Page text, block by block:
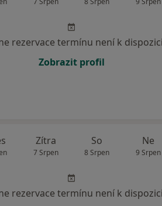
rezervace termínu není k dispozici
Zobrazit profil
Zítra
7 Srpen
So
8 Srpen
Ne
9 Srpen
rezervace termínu není k dispozici